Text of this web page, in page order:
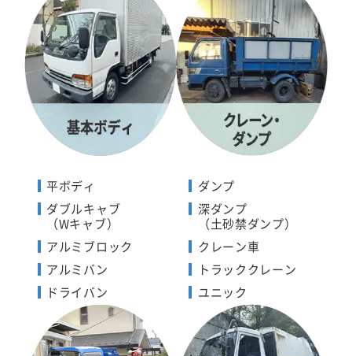
平ボディ
ダブルキャブ
（Wキャブ）
アルミブロック
アルミバン
ドライバン
ダンプ
深ダンプ
（土砂禁ダンプ）
クレーン車
トラッククレーン
ユニック